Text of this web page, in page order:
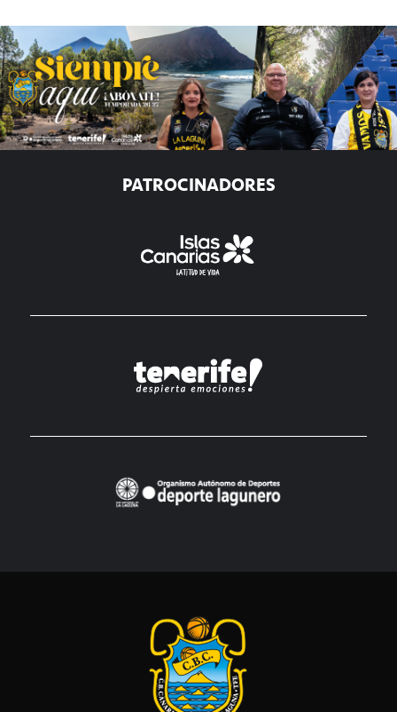
PATROCINADORES